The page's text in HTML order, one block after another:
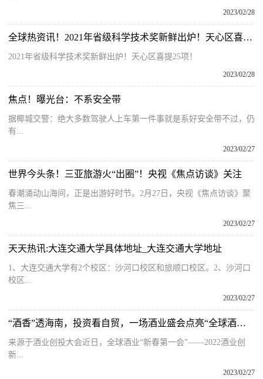
2023/02/28
全球热资讯！2021年省级科学技术奖新鲜出炉！天心区喜提25项！
2021年省级科学技术奖新鲜出炉！天心区喜提25项！
2023/02/28
焦点！曝光台：不系安全带
据椰城交警：绝大多数驾驶人上车第一件事就是系好安全带不过，仍
有...
2023/02/27
世界今头条！三亚旅游火“出圈”！央视《焦点访谈》关注
春潮涌动山海间，正是出游好时节。2月27日，央视《焦点访谈》聚
焦三...
2023/02/27
天天热讯:大连交通大学具体地址_大连交通大学地址
1、大连交通大学有2个校区：沙河口校区和旅顺口校区。2、沙河口
校区...
2023/02/27
“酒香”透海南，投资看自贸，一场酒业盛会点亮“全球酒业品牌新中心”
来源于酒业创投大会近日，全球酒业“新春第一会”——2022酒业创
新...
2023/02/27